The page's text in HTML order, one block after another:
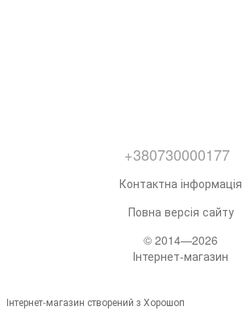
+380730000177
Контактна інформація
Повна версія сайту
© 2014—2026
Інтернет-магазин
Інтернет-магазин створений з Хорошоп